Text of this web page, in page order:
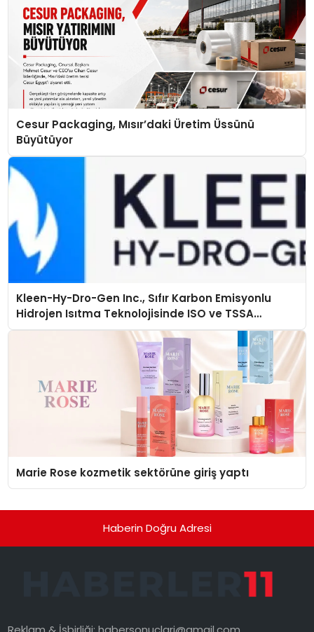
Cesur Packaging, Mısır’daki Üretim Üssünü
Büyütüyor
Kleen-Hy-Dro-Gen Inc., Sıfır Karbon Emisyonlu
Hidrojen Isıtma Teknolojisinde ISO ve TSSA
Düzenleyici Onaylarını Aldı
Marie Rose kozmetik sektörüne giriş yaptı
Haberin Doğru Adresi